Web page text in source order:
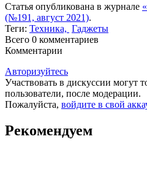
Статья опубликована в журнале
(№191, август 2021).
Теги: Техника, Гаджеты
Всего 0 комментариев
Комментарии
Авторизуйтесь
Участвовать в дискуссии могут
пользователи, после модерации.
Пожалуйста, войдите в свой
Рекомендуем